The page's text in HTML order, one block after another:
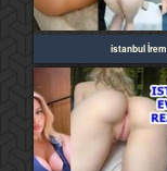
istanbul İrem